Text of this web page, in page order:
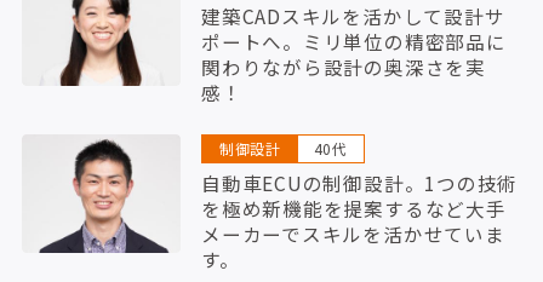
建築CADスキルを活かして設計サ
ポートへ。ミリ単位の精密部品に
関わりながら設計の奥深さを実
感！
制御設計 40代
自動車ECUの制御設計。1つの技術
を極め新機能を提案するなど大手
メーカーでスキルを活かせていま
す。